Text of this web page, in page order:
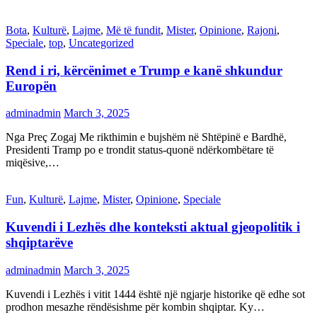
Bota, Kulturë, Lajme, Më të fundit, Mister, Opinione, Rajoni,
Speciale, top, Uncategorized
Rend i ri, kërcënimet e Trump e kanë shkundur
Europën
adminadmin March 3, 2025
Nga Preç Zogaj Me rikthimin e bujshëm në Shtëpinë e Bardhë,
Presidenti Tramp po e trondit status-quonë ndërkombëtare të
miqësive,…
Fun, Kulturë, Lajme, Mister, Opinione, Speciale
Kuvendi i Lezhës dhe konteksti aktual gjeopolitik i
shqiptarëve
adminadmin March 3, 2025
Kuvendi i Lezhës i vitit 1444 është një ngjarje historike që edhe sot
prodhon mesazhe rëndësishme për kombin shqiptar. Ky…